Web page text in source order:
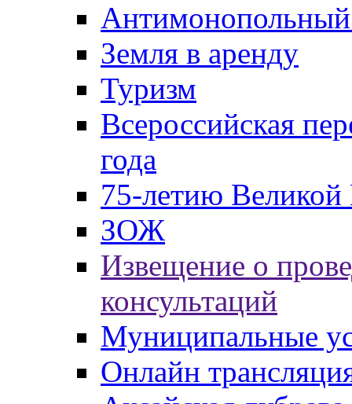
Антимонопольный
Земля в аренду
Туризм
Всероссийская
года
75-летию
ЗОЖ
Извещение о
консультаций
Муниципальные
Онлайн